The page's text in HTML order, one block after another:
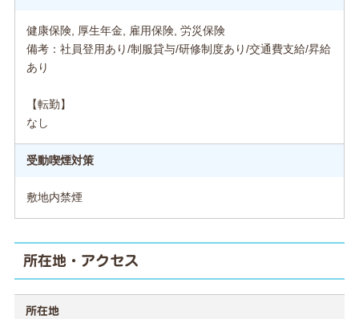
健康保険, 厚生年金, 雇用保険, 労災保険
備考：社員登用あり/制服貸与/研修制度あり/交通費支給/昇給
あり
【転勤】
なし
受動喫煙対策
敷地内禁煙
所在地・アクセス
所在地